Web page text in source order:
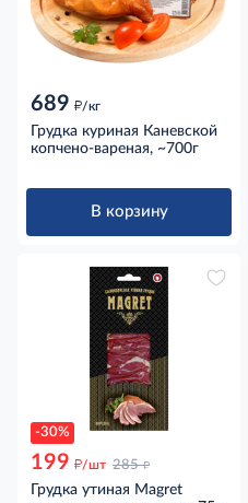
689 д/кг
Грудка куриная Каневской
копчено-вареная, ~700г
В корзину
-30%
199 д/шт 285 д
Грудка утиная Magret